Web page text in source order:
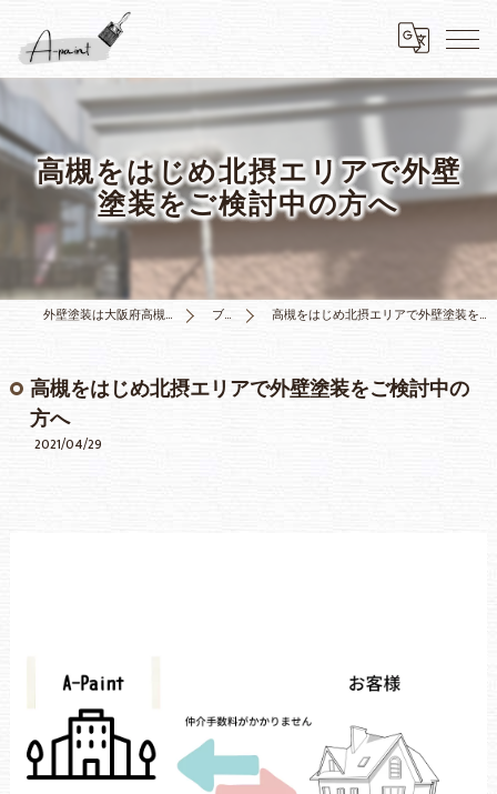
高槻をはじめ北摂エリアで外壁
塗装をご検討中の方へ
外壁塗装は大阪府高槻市のA-paint ブログ 高槻をはじめ北摂エリアで外壁塗装をご検討中の方へ
高槻をはじめ北摂エリアで外壁塗装をご検討中の
方へ
2021/04/29